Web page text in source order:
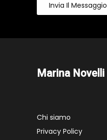
Invia Il Messaggio
Marina Novelli
Chi siamo
Privacy Policy